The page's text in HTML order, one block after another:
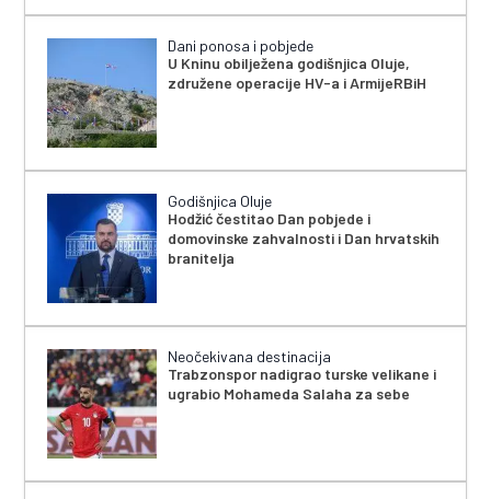
Dani ponosa i pobjede
U Kninu obilježena godišnjica Oluje,
združene operacije HV-a i ArmijeRBiH
Godišnjica Oluje
Hodžić čestitao Dan pobjede i
domovinske zahvalnosti i Dan hrvatskih
branitelja
Neočekivana destinacija
Trabzonspor nadigrao turske velikane i
ugrabio Mohameda Salaha za sebe